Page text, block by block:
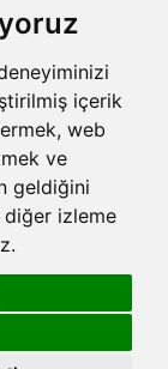
içerik
web
ve
geldiğini
izleme